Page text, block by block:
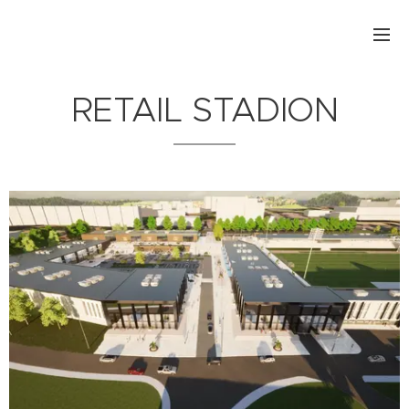
RETAIL STADION